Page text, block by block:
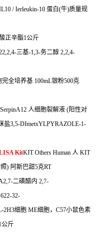
/ Ierleukin-10 蛋白(牛)质量规
正辛酯1公斤
三基-1,3-务二醇 2,2,4-
完全培养基 100mL银粉500克
人细胞裂解液 (阳性对
盐3,5-DImetxYLPYRAZOLE-1-
KitKIT Others Human 人 KIT
) 阿斯巴甜5克RT
二磺醋内 2,7-
32-
2H3细胞 ME细胞， C57小鼠色素
公斤